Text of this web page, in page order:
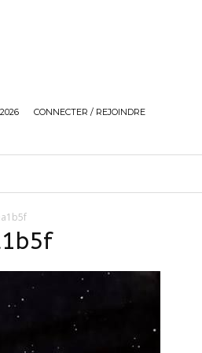
CONNECTER / REJOINDRE